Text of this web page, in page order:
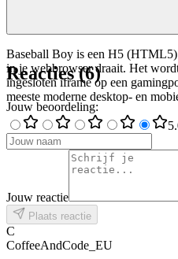
Baseball Boy is een H5
in je webbrowser draait. Het
ingesloten iframe op een
meeste moderne desktop- en
Reacties(6)
Jouw beoordeling:
5
Jouw reactie
Plaats reactie
C
CoffeeAndCode_EU